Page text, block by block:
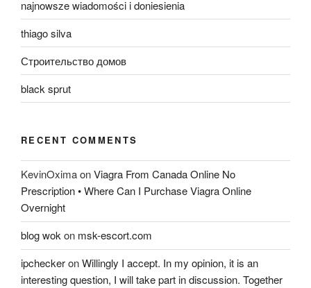
najnowsze wiadomości i doniesienia
thiago silva
Строительство домов
black sprut
RECENT COMMENTS
KevinOximaonViagra From Canada Online No
Prescription • Where Can I Purchase Viagra Online
Overnight
blog wokon msk-escort.com
ipcheckeronWillingly I accept. In my opinion, it is an
interesting question, I will take part in discussion. Together